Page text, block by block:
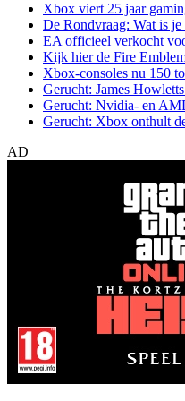
Xbox viert 25 jaar
De Rondvraag: Wat is
EA officieel verkocht
Kijk hier de Fire
Xbox-consoles nu 150
Gerucht: James
Gerucht: Nvidia- en
Gerucht: Xbox onthult
AD